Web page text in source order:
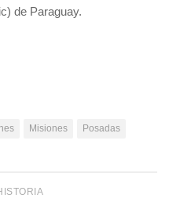
de Paraguay.
Misiones Posadas